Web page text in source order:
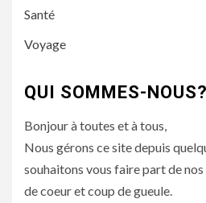
Santé
Voyage
QUI SOMMES-NOUS?
Bonjour à toutes et à tous,
Nous gérons ce site depuis
souhaitons vous faire part de
de coeur et coup de gueule.